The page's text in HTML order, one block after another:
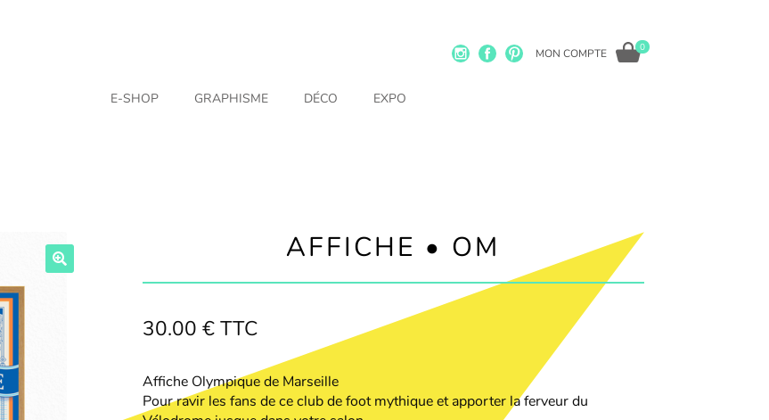
MON COMPTE 0
E-SHOP GRAPHISME DÉCO EXPO
AFFICHE • OM
30.00 € TTC
Affiche Olympique de Marseille
Pour ravir les fans de ce club de foot mythique et apporter la ferveur du